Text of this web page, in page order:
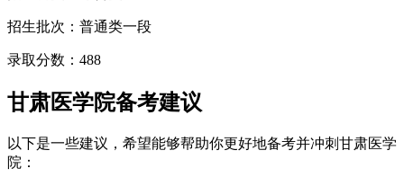
招生批次：普通类一段
录取分数：488
甘肃医学院备考建议
以下是一些建议，希望能够帮助你更好地备考并冲刺甘肃医学
院：